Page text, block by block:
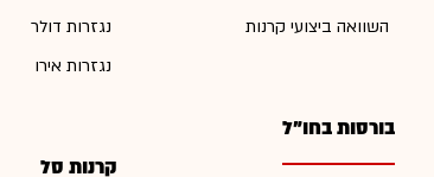
השוואה ביצועי קרנות
בורסות בחו"ל
נגזרות דולר
נגזרות אירו
קרנות סל